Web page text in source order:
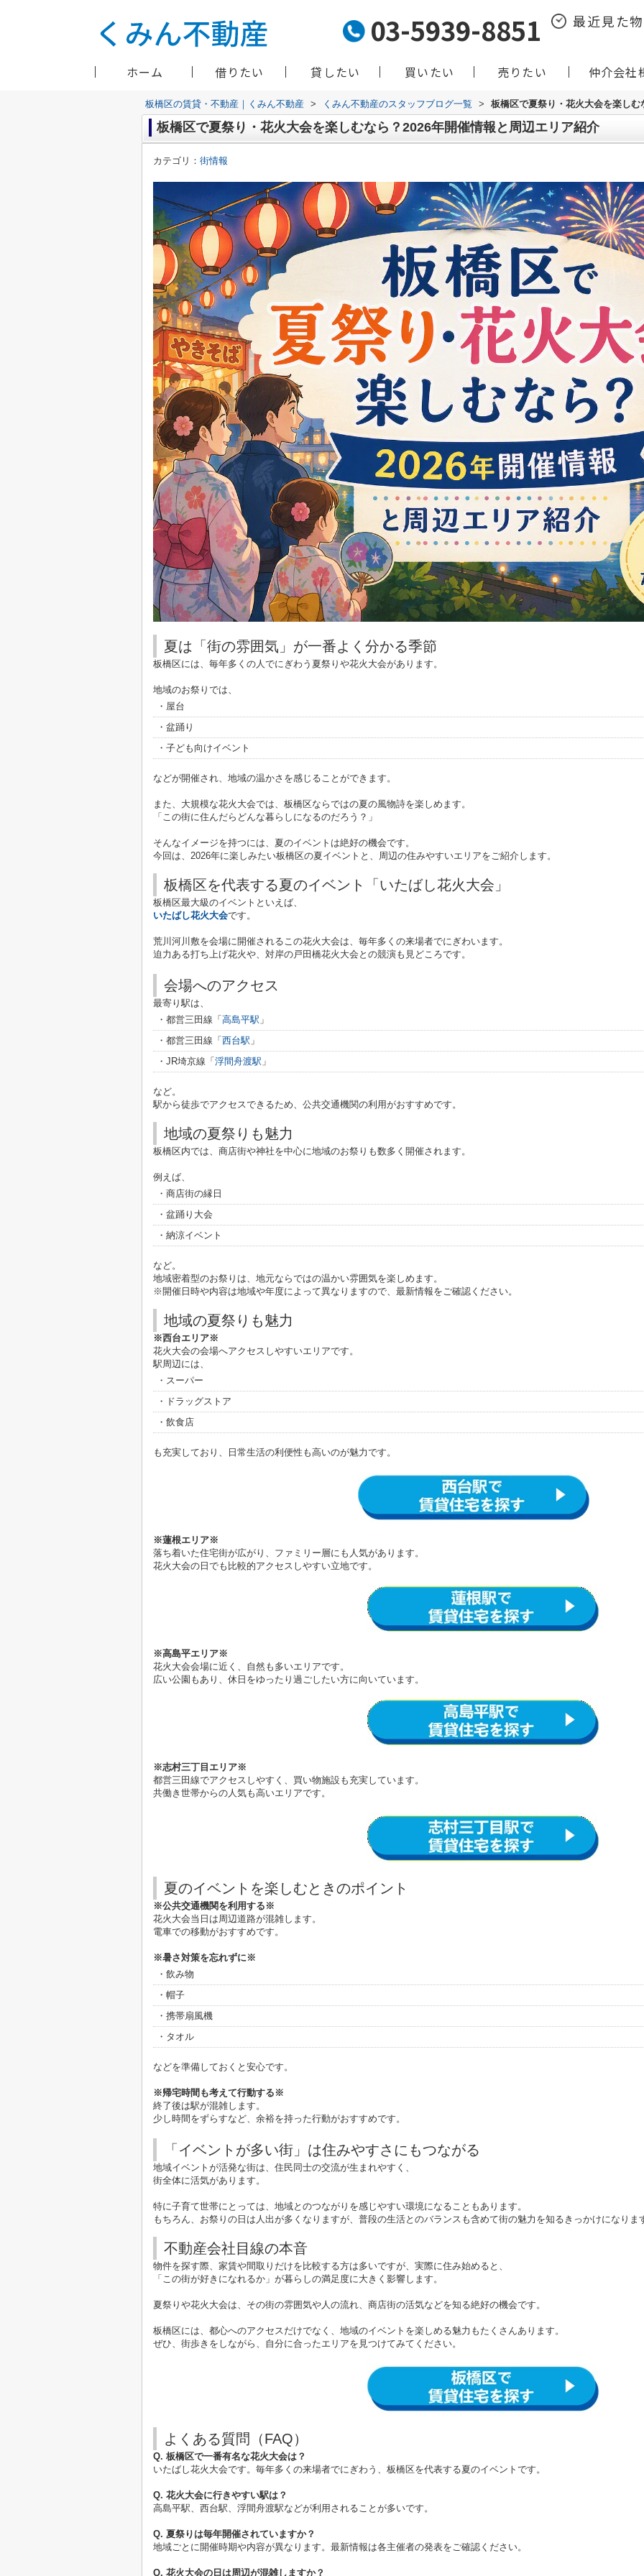
03-5939-8851 最近見た
ホーム 借りたい 貸したい 買いたい 売りたい 仲介会社
板橋区の賃貸・不動産｜くみん不動産 > くみん不動産のスタッフブログ一覧 > 板橋区で夏祭り・花火大会を楽し
板橋区で夏祭り・花火大会を楽しむなら？2026年開催情報と周辺エリア紹介
カテゴリ： 街情報
夏は「街の雰囲気」が一番よく分かる季節
板橋区には、毎年多くの人でにぎわう夏祭りや花火大会があります。
地域のお祭りでは、
・屋台
・盆踊り
・子ども向けイベント
などが開催され、地域の温かさを感じることができます。
また、大規模な花火大会では、板橋区ならではの夏の風物詩を楽しめます。
「この街に住んだらどんな暮らしになるのだろう？」
そんなイメージを持つには、夏のイベントは絶好の機会です。
今回は、2026年に楽しみたい板橋区の夏イベントと、周辺の住みやすいエリアをご紹介します。
板橋区を代表する夏のイベント「いたばし花火大会」
板橋区最大級のイベントといえば、
いたばし花火大会です。
荒川河川敷を会場に開催されるこの花火大会は、毎年多くの来場者でにぎわいます。
迫力ある打ち上げ花火や、対岸の戸田橋花火大会との競演も見どころです。
会場へのアクセス
最寄り駅は、
・都営三田線「 高島平駅 」
・都営三田線「 西台駅 」
・JR埼京線「 浮間舟渡駅 」
など。
駅から徒歩でアクセスできるため、公共交通機関の利用がおすすめです。
地域の夏祭りも魅力
板橋区内では、商店街や神社を中心に地域のお祭りも数多く開催されます。
例えば、
・商店街の縁日
・盆踊り大会
・納涼イベント
など。
地域密着型のお祭りは、地元ならではの温かい雰囲気を楽しめます。
※開催日時や内容は地域や年度によって異なりますので、最新情報をご確認ください。
地域の夏祭りも魅力
※西台エリア※
花火大会の会場へアクセスしやすいエリアです。
駅周辺には、
・スーパー
・ドラッグストア
・飲食店
も充実しており、日常生活の利便性も高いのが魅力です。
※蓮根エリア※
落ち着いた住宅街が広がり、ファミリー層にも人気があります。
花火大会の日でも比較的アクセスしやすい立地です。
※高島平エリア※
花火大会会場に近く、自然も多いエリアです。
広い公園もあり、休日をゆったり過ごしたい方に向いています。
※志村三丁目エリア※
都営三田線でアクセスしやすく、買い物施設も充実しています。
共働き世帯からの人気も高いエリアです。
夏のイベントを楽しむときのポイント
※公共交通機関を利用する※
花火大会当日は周辺道路が混雑します。
電車での移動がおすすめです。
※暑さ対策を忘れずに※
・飲み物
・帽子
・携帯扇風機
・タオル
などを準備しておくと安心です。
※帰宅時間も考えて行動する※
終了後は駅が混雑します。
少し時間をずらすなど、余裕を持った行動がおすすめです。
「イベントが多い街」は住みやすさにもつながる
地域イベントが活発な街は、住民同士の交流が生まれやすく、
街全体に活気があります。
特に子育て世帯にとっては、地域とのつながりを感じやすい環境になることもあります。
もちろん、お祭りの日は人出が多くなりますが、普段の生活とのバランスも含めて街の魅力を知るきっかけになりま
不動産会社目線の本音
物件を探す際、家賃や間取りだけを比較する方は多いですが、実際に住み始めると、
「この街が好きになれるか」が暮らしの満足度に大きく影響します。
夏祭りや花火大会は、その街の雰囲気や人の流れ、商店街の活気などを知る絶好の機会です。
板橋区には、都心へのアクセスだけでなく、地域のイベントを楽しめる魅力もたくさんあります。
ぜひ、街歩きをしながら、自分に合ったエリアを見つけてみてください。
よくある質問（FAQ）
Q. 板橋区で一番有名な花火大会は？
いたばし花火大会です。毎年多くの来場者でにぎわう、板橋区を代表する夏のイベントです。
Q. 花火大会に行きやすい駅は？
高島平駅、西台駅、浮間舟渡駅などが利用されることが多いです。
Q. 夏祭りは毎年開催されていますか？
地域ごとに開催時期や内容が異なります。最新情報は各主催者の発表をご確認ください。
Q. 花火大会の日は周辺が混雑しますか？